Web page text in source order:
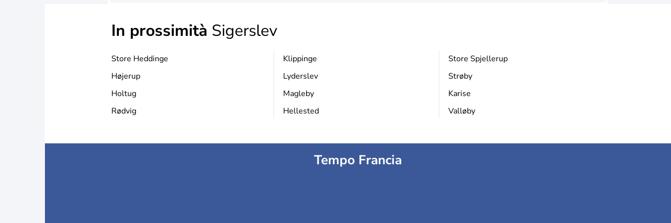
In prossimità Sigerslev
Store Heddinge
Højerup
Holtug
Rødvig
Klippinge
Lyderslev
Magleby
Hellested
Store Spjellerup
Strøby
Karise
Valløby
Tempo Francia